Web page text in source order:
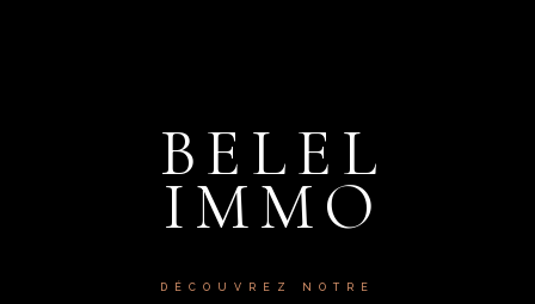
BELEL
IMMO
DÉCOUVREZ NOTRE